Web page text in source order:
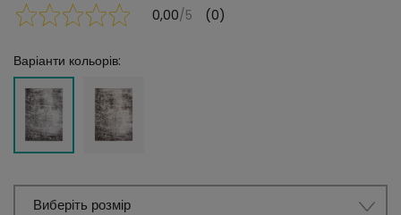
0,00/5 (0)
Варіанти кольорів:
Виберіть розмір